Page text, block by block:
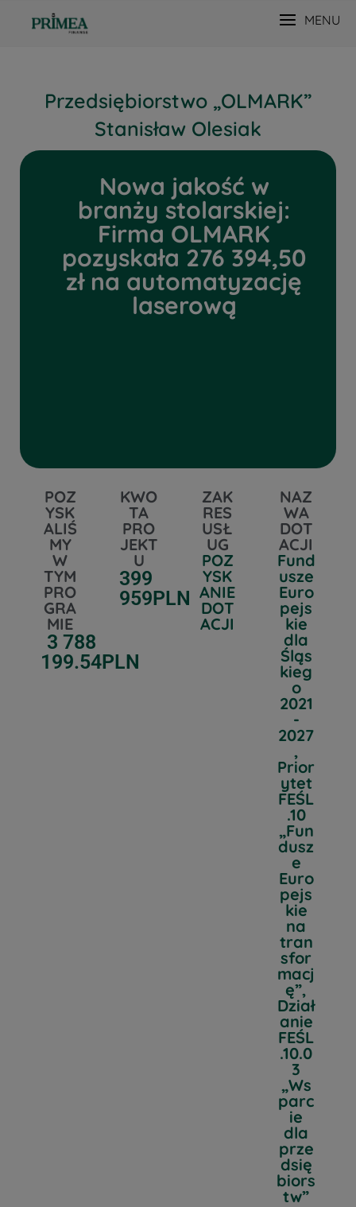
MENU
Przedsiębiorstwo „OLMARK”
Stanisław Olesiak
Nowa jakość w
branży stolarskiej:
Firma OLMARK
pozyskała 276 394,50
zł na automatyzację
laserową
POZ
YSK
ALIŚ
MY
W
TYM
PRO
GRA
MIE
3 788
199.54PLN
KWO
TA
PRO
JEKT
U
399
959PLN
ZAK
RES
USŁ
UG
POZ
YSK
ANIE
DOT
ACJI
NAZ
WA
DOT
ACJI
Fund
usze
Euro
pejs
kie
dla
Śląs
kieg
o
2021
-
2027
,
Prior
ytet
FEŚL
.10
„Fun
dusz
e
Euro
pejs
kie
na
tran
sfor
macj
ę”,
Dział
anie
FEŚL
.10.0
3
„Ws
parc
ie
dla
prze
dsię
biors
tw”